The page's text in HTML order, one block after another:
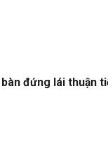
đứng lái thuận